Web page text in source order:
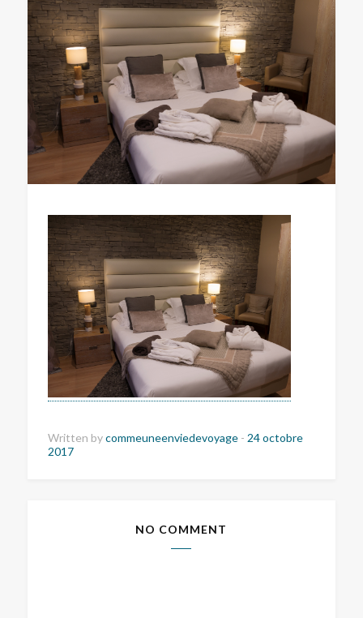
Written bycommeuneenviedevoyage - 24 octobre
2017
NO COMMENT